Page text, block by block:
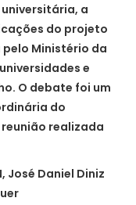
a
do projeto
Ministério da
e
O debate foi um
do
realizada
José Daniel Diniz